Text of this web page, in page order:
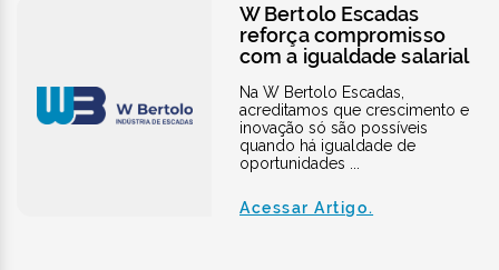
W Bertolo Escadas
reforça compromisso
com a igualdade salarial
Na W Bertolo Escadas,
acreditamos que crescimento e
inovação só são possíveis
quando há igualdade de
oportunidades ...
Acessar Artigo.